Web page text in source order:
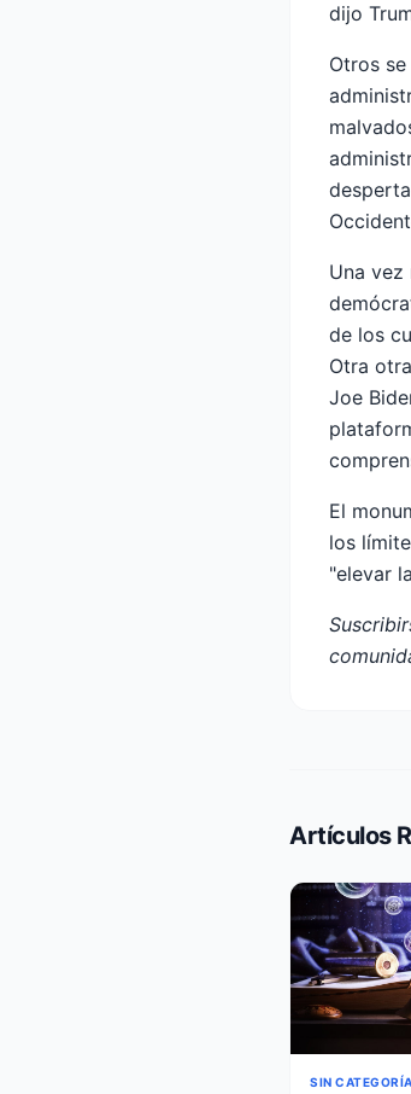
dijo
Otros
Una
de los
Otra
Joe
El
los
"elevar
Artículos
SIN CATEGORÍA